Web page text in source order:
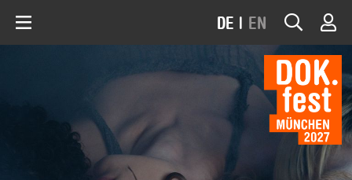
DE | EN